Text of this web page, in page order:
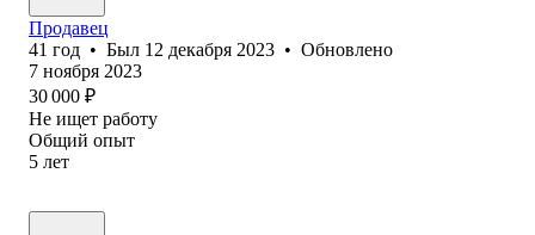
Продавец
41 год • Был 12 декабря 2023 • Обновлено
7 ноября 2023
30 000 ₽
Не ищет работу
Общий опыт
5 лет